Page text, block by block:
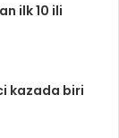
ilk 10 ili
kazada biri